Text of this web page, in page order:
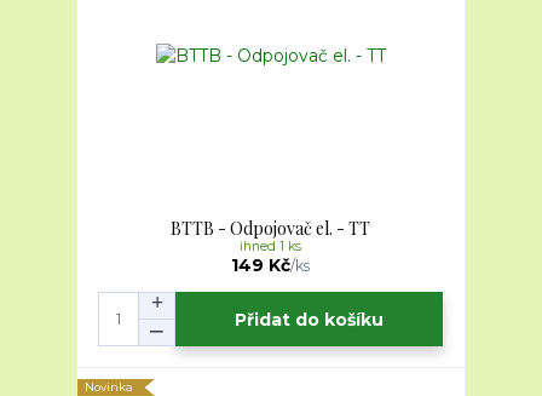
BTTB - Odpojovač el. - TT
149 Kč/ks
ihned 1 ks
Přidat do košíku
Novinka